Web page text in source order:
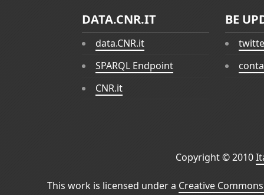
DATA.CNR.IT
data.CNR.it
SPARQL Endpoint
CNR.it
BE
Copyright © 2010
This work is licensed under a Creative